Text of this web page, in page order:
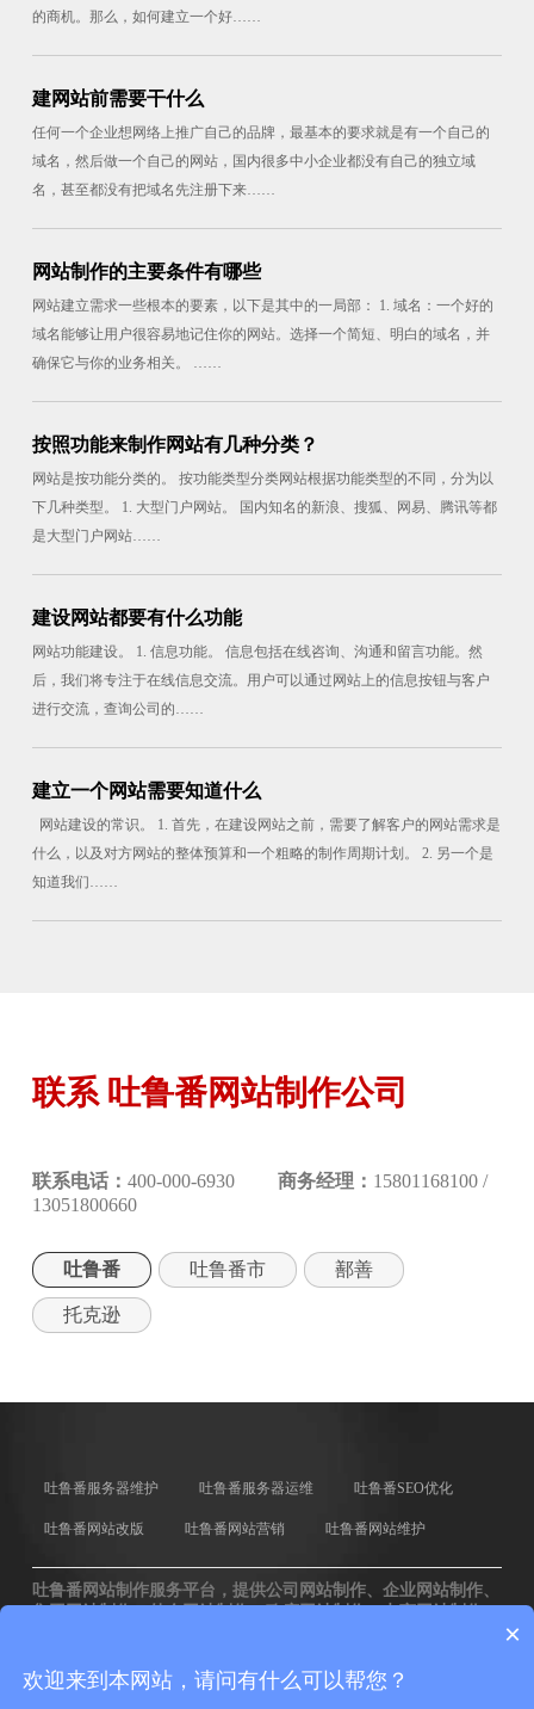
的商机。那么，如何建立一个好……
建网站前需要干什么
任何一个企业想网络上推广自己的品牌，最基本的要求就是有一个自己的
域名，然后做一个自己的网站，国内很多中小企业都没有自己的独立域
名，甚至都没有把域名先注册下来……
网站制作的主要条件有哪些
网站建立需求一些根本的要素，以下是其中的一局部： 1. 域名：一个好的
域名能够让用户很容易地记住你的网站。选择一个简短、明白的域名，并
确保它与你的业务相关。 ……
按照功能来制作网站有几种分类？
网站是按功能分类的。 按功能类型分类网站根据功能类型的不同，分为以
下几种类型。 1. 大型门户网站。 国内知名的新浪、搜狐、网易、腾讯等都
是大型门户网站……
建设网站都要有什么功能
网站功能建设。 1. 信息功能。 信息包括在线咨询、沟通和留言功能。然
后，我们将专注于在线信息交流。用户可以通过网站上的信息按钮与客户
进行交流，查询公司的……
建立一个网站需要知道什么
网站建设的常识。 1. 首先，在建设网站之前，需要了解客户的网站需求是
什么，以及对方网站的整体预算和一个粗略的制作周期计划。 2. 另一个是
知道我们……
联系 吐鲁番网站制作公司
联系电话： 400-000-6930 商务经理： 15801168100 /
13051800660
吐鲁番 吐鲁番市 鄯善
托克逊
吐鲁番服务器维护 吐鲁番服务器运维 吐鲁番SEO优化
吐鲁番网站改版 吐鲁番网站营销 吐鲁番网站维护
吐鲁番网站制作服务平台，提供公司网站制作、企业网站制作、
×
欢迎来到本网站，请问有什么可以帮您？